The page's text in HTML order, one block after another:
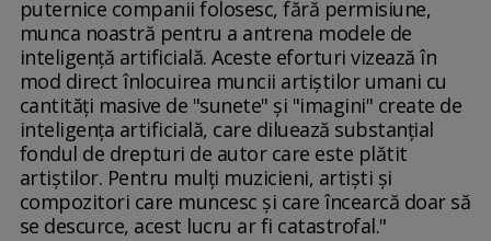
puternice companii folosesc, fără permisiune,
munca noastră pentru a antrena modele de
inteligență artificială. Aceste eforturi vizează în
mod direct înlocuirea muncii artiștilor umani cu
cantități masive de "sunete" și "imagini" create de
inteligența artificială, care diluează substanțial
fondul de drepturi de autor care este plătit
artiștilor. Pentru mulți muzicieni, artiști și
compozitori care muncesc și care încearcă doar să
se descurce, acest lucru ar fi catastrofal."